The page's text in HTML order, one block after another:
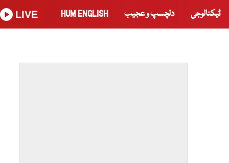
ٹیکنالوجی دلچسپ و عجیب HUM ENGLISH
LIVE